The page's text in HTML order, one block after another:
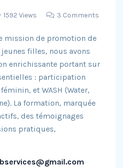
1592 Views 3 Comments
mission de promotion de
filles, nous avons
enrichissante portant sur
: participation
et WASH (Water,
La formation, marquée
des témoignages
pratiques,